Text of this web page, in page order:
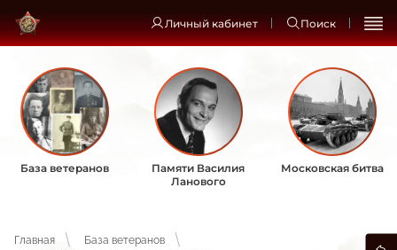
Личный кабинет Поиск
База ветеранов
Памяти Василия
Ланового
Московская битва
Главная
База ветеранов